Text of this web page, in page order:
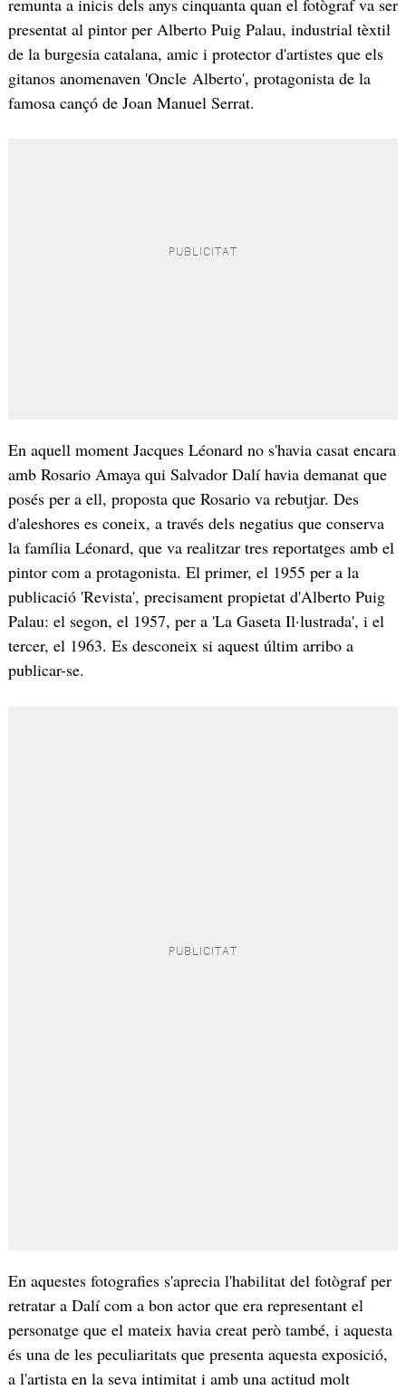
presentat al pintor per Alberto Puig Palau, industrial tèxtil
de la burgesia catalana, amic i protector d'artistes que els
gitanos anomenaven 'Oncle Alberto', protagonista de la
famosa cançó de Joan Manuel Serrat.
En aquell moment Jacques Léonard no s'havia casat encara
amb Rosario Amaya qui Salvador Dalí havia demanat que
posés per a ell, proposta que Rosario va rebutjar. Des
d'aleshores es coneix, a través dels negatius que conserva
la família Léonard, que va realitzar tres reportatges amb el
pintor com a protagonista. El primer, el 1955 per a la
publicació 'Revista', precisament propietat d'Alberto Puig
Palau: el segon, el 1957, per a 'La Gaseta Il·lustrada', i el
tercer, el 1963. Es desconeix si aquest últim arribo a
publicar-se.
En aquestes fotografies s'aprecia l'habilitat del fotògraf per
retratar a Dalí com a bon actor que era representant el
personatge que el mateix havia creat però també, i aquesta
és una de les peculiaritats que presenta aquesta exposició,
a l'artista en la seva intimitat i amb una actitud molt